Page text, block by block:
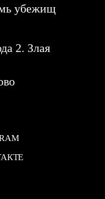
убежищ
2. Злая